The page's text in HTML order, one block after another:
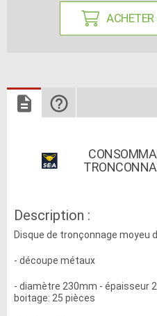
Description :
Disque de tronçonnage moyeu
- découpe métaux
- diamètre 230mm - épaisseur
boitage: 25 pièces